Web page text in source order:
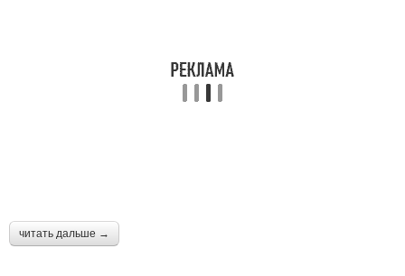
читать дальше →